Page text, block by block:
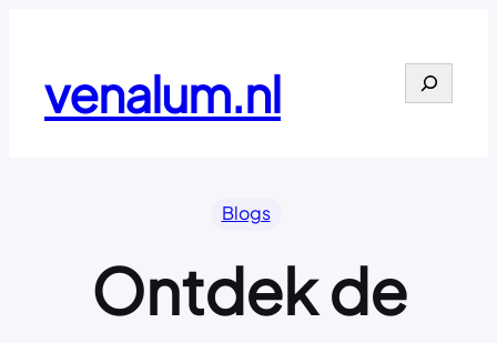
inhoudvenalum.nl Search
Blogs
Ontdek de